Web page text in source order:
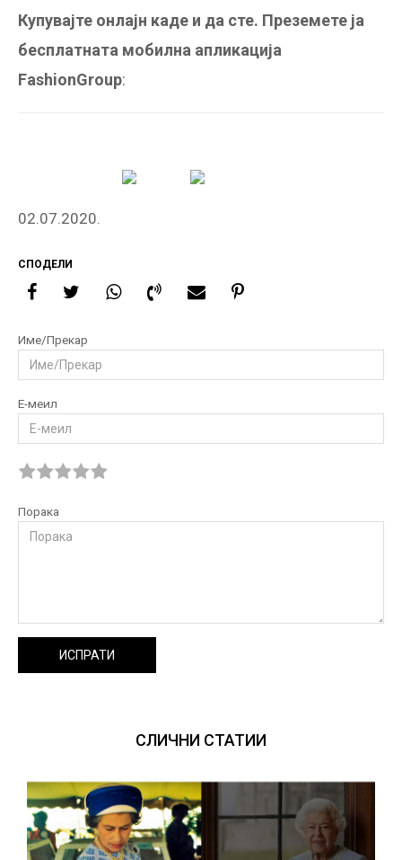
Купувајте онлајн каде и да сте. Преземете ја
бесплатната мобилна апликација
FashionGroup:
02.07.2020.
СПОДЕЛИ
Име/Прекар
Е-меил
Порака
ИСПРАТИ
СЛИЧНИ СТАТИИ